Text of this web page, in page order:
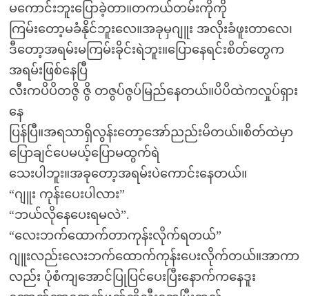
မကောင်းဘူးပြောခဲ့တာ။တကယ်တမ်းကိုကို
ကြမ်းတော့မခံနိုင်ဘူးလေ။အခုမှဂျူး အလိုးခံဖူးတာလေ၊
ဒီတော့အရမ်းမကြမ်းခိုင်းရဲဘူး။ပြောနေရင်းစိတ်တွေက
အရမ်းဖြစ်နေပြီ
လီးကပိပိတဇွိ ဇွိ တဇွပ်ဇွပ်မြည်နေတယ်။ပိပိထဲကလှုပ်ရှား
နေ
ပြန်ပြီ။အရသာရှိလွန်းတော့အော်ညည်းမိတယ်။စိတ်ထဲမှာ
ပြောချင်ပေမယ့်ပြောမထွက်ရဲ
သေးပါဘူး။အခုတော့အရမ်းပဲကောင်းနေတယ်။
“ဂျူး ကုန်းပေးပါလား”
“ဘယ်လိုနေပေးရမလဲ”.
“လေးဘက်ထောက်တာကုန်းလိုက်ရတယ်”
ဂျူးလည်းလေးဘက်ထောက်ကုန်းပေးလိုက်တယ်။အာကာ
လည်း ပုံစံကျအောင်ပြုပြင်ပေးပြီးနောက်ကနေဒူး